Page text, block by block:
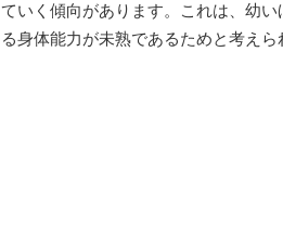
ていく傾向があります。これは、幼
る身体能力が未熟であるためと考えら